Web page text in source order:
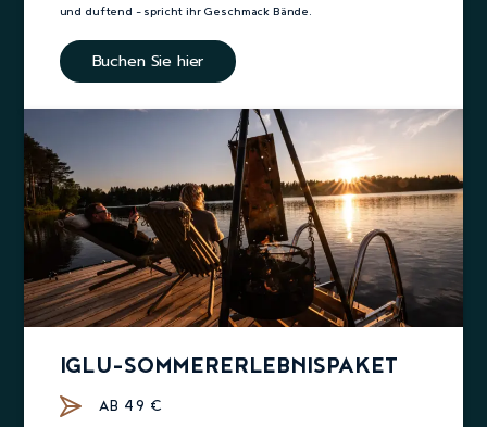
und duftend – spricht ihr Geschmack Bände.
Buchen Sie hier
IGLU-SOMMERERLEBNISPAKET
AB 49 €